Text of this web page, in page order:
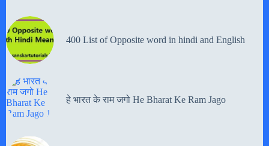
400 List of Opposite word in hindi and English
हे भारत के राम जगो He Bharat Ke Ram Jago